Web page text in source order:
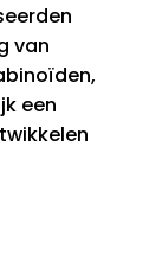
van
een